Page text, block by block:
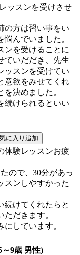
ッスンを受けさせ
の方は習い事をい
んでいました。
ンを受けることに
ていだだき、先生
ッスンを受けてい
意欲をみせてくれ
決めました。
続けられるといい
体験レッスンお疲
ので、30分があっ
スンしやすかった
続けてくれたらと
だきます。
しています。
～9歳 男性)